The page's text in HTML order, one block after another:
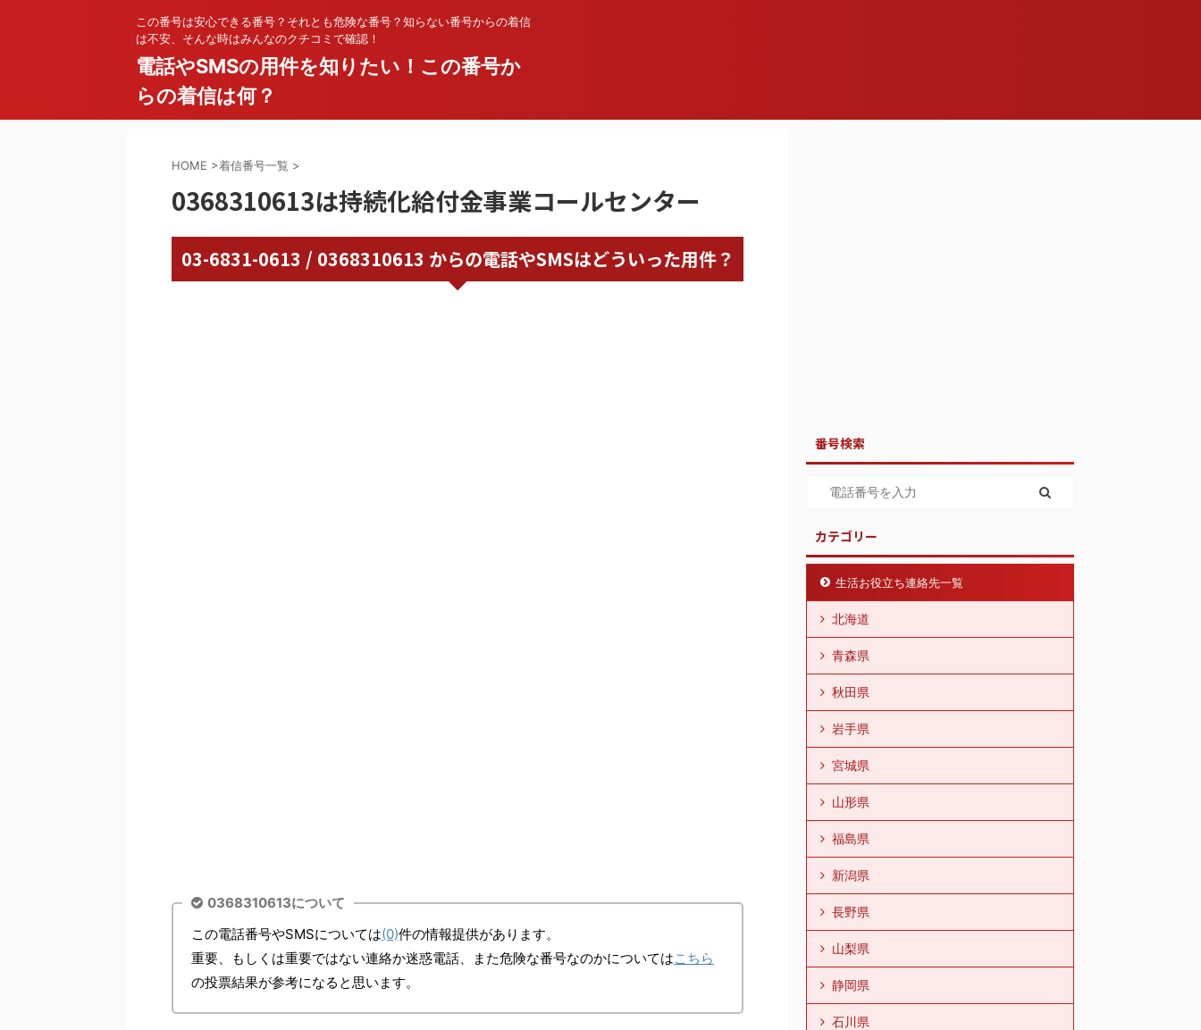
この番号は安心できる番号？それとも危険な番号？知らない番号からの着信
は不安、そんな時はみんなのクチコミで確認！
電話やSMSの用件を知りたい！この番号か
らの着信は何？
HOME >着信番号一覧 >
0368310613は持続化給付金事業コールセンター
03-6831-0613 / 0368310613 からの電話やSMSはどういった用件？
0368310613について
この電話番号やSMSについては(0)件の情報提供があります。
重要、もしくは重要ではない連絡か迷惑電話、また危険な番号なのかについてはこちら
の投票結果が参考になると思います。
番号検索
カテゴリー
生活お役立ち連絡先一覧
北海道
青森県
秋田県
岩手県
宮城県
山形県
福島県
新潟県
長野県
山梨県
静岡県
石川県